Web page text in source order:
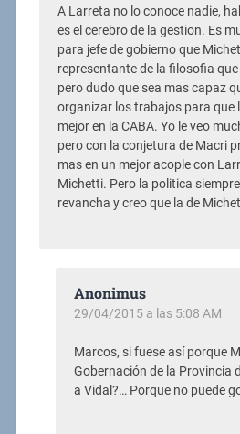
A Larreta no lo conoce nadie,
es el cerebro de la gestion. Es
para jefe de gobierno que
representante de la filosofia que
pero dudo que sea mas capaz
organizar los trabajos para que
mejor en la CABA. Yo le veo
pero con la conjetura de Macri
mas en un mejor acople con
Michetti. Pero la politica
revancha y creo que la de
Anonimus
29/04/2015 a las 5:08 AM
Marcos, si fuese así porque
Gobernación de la Provincia
a Vidal?… Porque no puede